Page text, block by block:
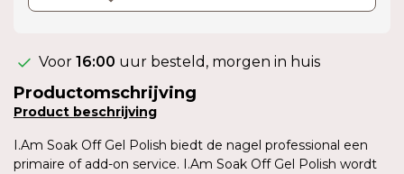
Voor 16:00 uur besteld, morgen in huis
Productomschrijving
Product beschrijving
I.Am Soak Off Gel Polish biedt de nagel professional een
primaire of add-on service. I.Am Soak Off Gel Polish wordt